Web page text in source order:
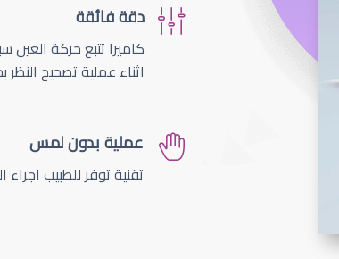
دقة فائقة
اثناء عملية تصحيح
عملية بدون لمس
تقنية توفر للطبيب